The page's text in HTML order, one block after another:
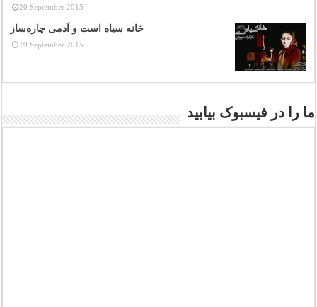
20 September 2015
خانه سیاه است و آدمی چاره‌ساز
19 September 2015
ما را در فیسبوک بیابید